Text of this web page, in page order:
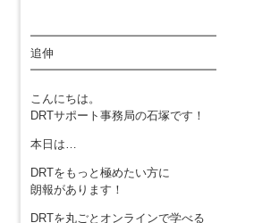
━━━━━━━━━━━━━━━━
追伸
━━━━━━━━━━━━━━━━
こんにちは。
DRTサポート事務局の石塚です！
本日は…
DRTをもっと極めたい方に
朗報があります！
DRTを丸ごとオンラインで学べる